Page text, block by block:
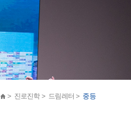
> 진로진학 > 드림레터 > 중등